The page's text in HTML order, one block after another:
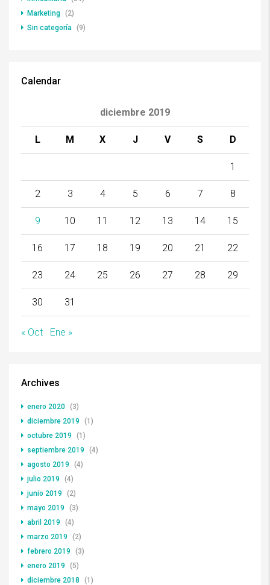
Marketing (2)
Sin categoría (9)
Calendar
diciembre 2019
L M X J V S D
1
2 3 4 5 6 7 8
9 10 11 12 13 14 15
16 17 18 19 20 21 22
23 24 25 26 27 28 29
30 31
« Oct Ene »
Archives
enero 2020 (3)
diciembre 2019
(1)
octubre 2019
(1)
septiembre 2019
(4)
agosto 2019
(4)
julio 2019
(4)
junio 2019
(2)
mayo 2019
(3)
abril 2019
(4)
marzo 2019
(2)
febrero 2019
(3)
enero 2019
(5)
diciembre 2018
(1)